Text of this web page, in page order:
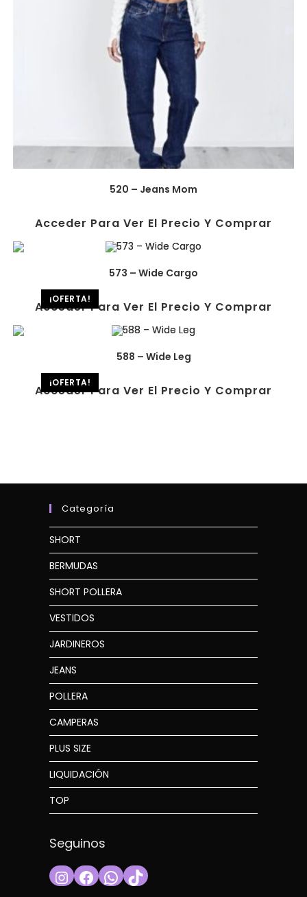
520 – Jeans Mom
Acceder Para Ver El Precio Y Comprar
¡OFERTA!
573 – Wide Cargo
Acceder Para Ver El Precio Y Comprar
¡OFERTA!
588 – Wide Leg
Acceder Para Ver El Precio Y Comprar
Categoría
SHORT
BERMUDAS
SHORT POLLERA
VESTIDOS
JARDINEROS
JEANS
POLLERA
CAMPERAS
PLUS SIZE
LIQUIDACIÓN
TOP
Seguinos
InstagramFacebookWhatsApp
TikTok